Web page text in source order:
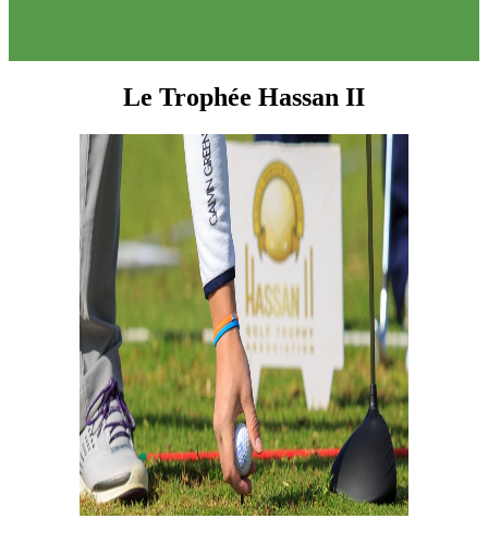
Le Trophée Hassan II